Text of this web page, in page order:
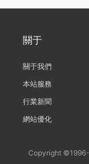
關于
關于我們
本站服務
行業新聞
網站優化
Copyright ©1996-